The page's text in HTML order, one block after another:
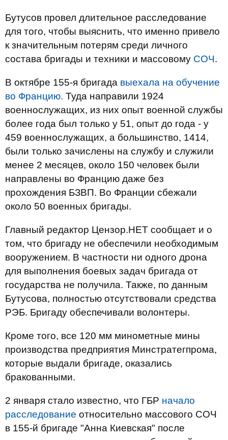
Бутусов провел длительное расследование
для того, чтобы выяснить, что именно привело
к значительным потерям среди личного
состава бригады и техники и массовому СОЧ.
В октябре 155-я бригада выехала на обучение
во Францию. Туда направили 1924
военнослужащих, из них опыт военной службы
более года был только у 51, опыт до года - у
459 военнослужащих, а большинство, 1414,
были только зачислены на службу и служили
менее 2 месяцев, около 150 человек были
направлены во Францию даже без
прохождения БЗВП. Во Франции сбежали
около 50 военных бригады.
Главный редактор Цензор.НЕТ сообщает и о
том, что бригаду не обеспечили необходимым
вооружением. В частности ни одного дрона
для выполнения боевых задач бригада от
государства не получила. Также, по данным
Бутусова, полностью отсутствовали средства
РЭБ. Бригаду обеспечивали волонтеры.
Кроме того, все 120 мм минометные мины
производства предприятия Минстратегпрома,
которые выдали бригаде, оказались
бракованными.
2 января стало известно, что ГБР начало
расследование относительно массового СОЧ
в 155-й бригаде "Анна Киевская" после